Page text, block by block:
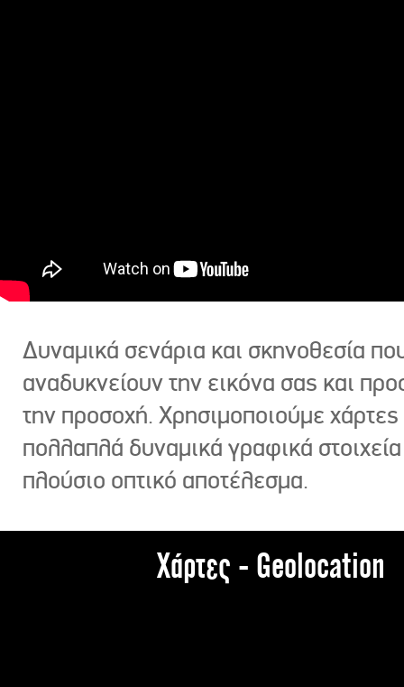
Δυναμικά σενάρια και σκηνοθεσία
αναδυκνείουν την εικόνα σας και
την προσοχή. Χρησιμοποιούμε χάρτες
πολλαπλά δυναμικά γραφικά στοιχεία
πλούσιο οπτικό αποτέλεσμα.
Χάρτες - Geolocation